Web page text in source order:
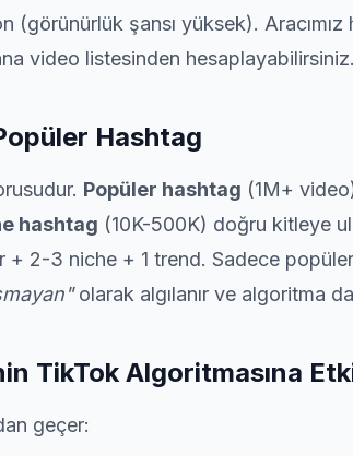
şansı yüksek). Aracımız
video listesinden hesaplayabilirsiniz.
Hashtag
Popüler hashtag (1M+
hashtag (10K-500K) doğru kitleye
+ 2-3 niche + 1 trend. Sadece
olarak algılanır ve algoritma
TikTok Algoritmasına
geçer: